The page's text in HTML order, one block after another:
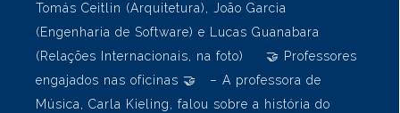
diferentes áreas de atuação para bater um papo
com os alunos do Ensino Médio sobre carreira.
Nosso muito obrigado para a participação de
Isabela Ferracini (Psicologia, na foto), Felipe
Kirchner (Direito), Paula Tirelli (Publicidade e